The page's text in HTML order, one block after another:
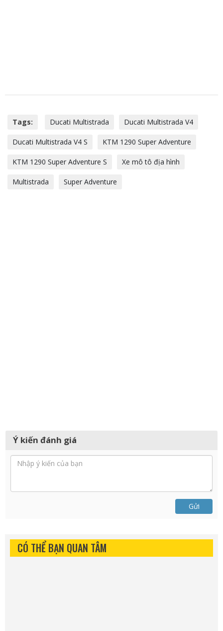
Tags: Ducati Multistrada Ducati Multistrada V4
Ducati Multistrada V4 S KTM 1290 Super Adventure
KTM 1290 Super Adventure S Xe mô tô địa hình
Multistrada Super Adventure
Ý kiến đánh giá
Gửi
CÓ THỂ BẠN QUAN TÂM